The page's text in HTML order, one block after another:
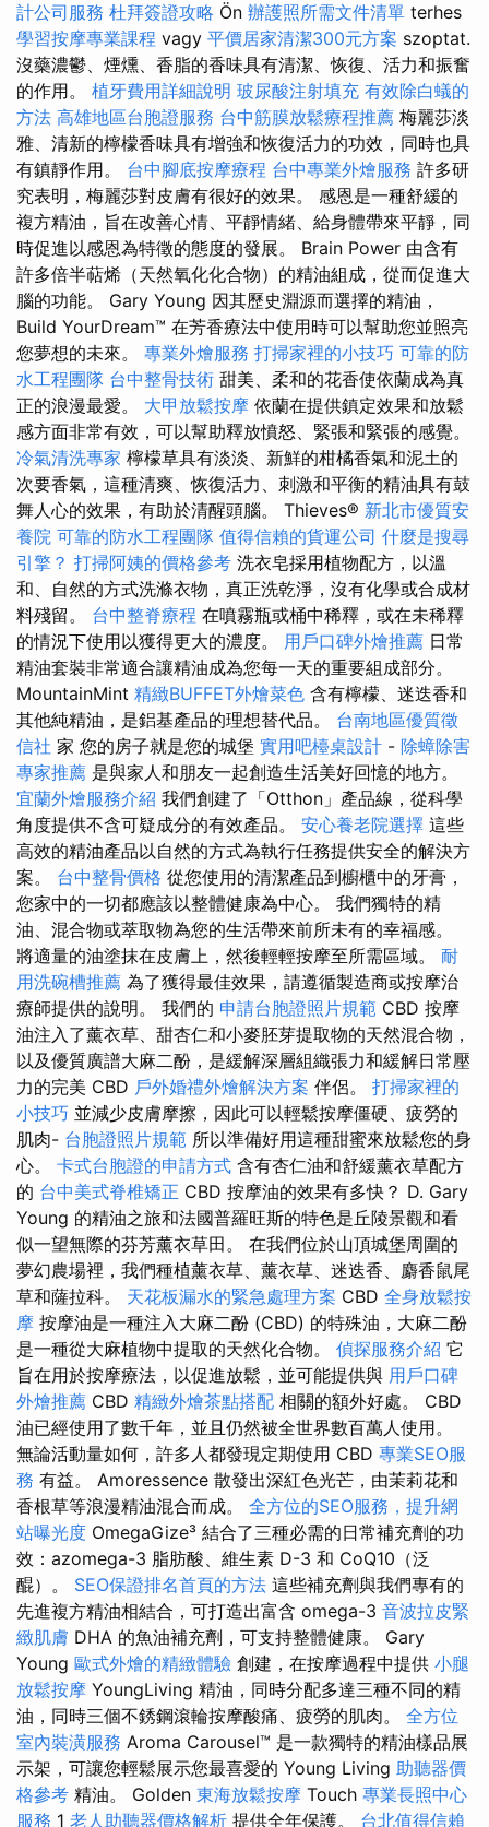
計公司服務 杜拜簽證攻略 Ön 辦護照所需文件清單 terhes
學習按摩專業課程 vagy 平價居家清潔300元方案 szoptat.
沒藥濃鬱、煙燻、香脂的香味具有清潔、恢復、活力和振奮
的作用。 植牙費用詳細說明 玻尿酸注射填充 有效除白蟻的
方法 高雄地區台胞證服務 台中筋膜放鬆療程推薦 梅麗莎淡
雅、清新的檸檬香味具有增強和恢復活力的功效，同時也具
有鎮靜作用。 台中腳底按摩療程 台中專業外燴服務 許多研
究表明，梅麗莎對皮膚有很好的效果。 感恩是一種舒緩的
複方精油，旨在改善心情、平靜情緒、給身體帶來平靜，同
時促進以感恩為特徵的態度的發展。 Brain Power 由含有
許多倍半萜烯（天然氧化化合物）的精油組成，從而促進大
腦的功能。 Gary Young 因其歷史淵源而選擇的精油，
Build YourDream™ 在芳香療法中使用時可以幫助您並照亮
您夢想的未來。 專業外燴服務 打掃家裡的小技巧 可靠的防
水工程團隊 台中整骨技術 甜美、柔和的花香使依蘭成為真
正的浪漫最愛。 大甲放鬆按摩 依蘭在提供鎮定效果和放鬆
感方面非常有效，可以幫助釋放憤怒、緊張和緊張的感覺。
冷氣清洗專家 檸檬草具有淡淡、新鮮的柑橘香氣和泥土的
次要香氣，這種清爽、恢復活力、刺激和平衡的精油具有鼓
舞人心的效果，有助於清醒頭腦。 Thieves® 新北市優質安
養院 可靠的防水工程團隊 值得信賴的貨運公司 什麼是搜尋
引擎？ 打掃阿姨的價格參考 洗衣皂採用植物配方，以溫
和、自然的方式洗滌衣物，真正洗乾淨，沒有化學或合成材
料殘留。 台中整脊療程 在噴霧瓶或桶中稀釋，或在未稀釋
的情況下使用以獲得更大的濃度。 用戶口碑外燴推薦 日常
精油套裝非常適合讓精油成為您每一天的重要組成部分。
MountainMint 精緻BUFFET外燴菜色 含有檸檬、迷迭香和
其他純精油，是鋁基產品的理想替代品。 台南地區優質徵
信社 家 您的房子就是您的城堡 實用吧檯桌設計 - 除蟑除害
專家推薦 是與家人和朋友一起創造生活美好回憶的地方。
宜蘭外燴服務介紹 我們創建了「Otthon」產品線，從科學
角度提供不含可疑成分的有效產品。 安心養老院選擇 這些
高效的精油產品以自然的方式為執行任務提供安全的解決方
案。 台中整骨價格 從您使用的清潔產品到櫥櫃中的牙膏，
您家中的一切都應該以整體健康為中心。 我們獨特的精
油、混合物或萃取物為您的生活帶來前所未有的幸福感。
將適量的油塗抹在皮膚上，然後輕輕按摩至所需區域。 耐
用洗碗槽推薦 為了獲得最佳效果，請遵循製造商或按摩治
療師提供的說明。 我們的 申請台胞證照片規範 CBD 按摩
油注入了薰衣草、甜杏仁和小麥胚芽提取物的天然混合物，
以及優質廣譜大麻二酚，是緩解深層組織張力和緩解日常壓
力的完美 CBD 戶外婚禮外燴解決方案 伴侶。 打掃家裡的
小技巧 並減少皮膚摩擦，因此可以輕鬆按摩僵硬、疲勞的
肌肉- 台胞證照片規範 所以準備好用這種甜蜜來放鬆您的身
心。 卡式台胞證的申請方式 含有杏仁油和舒緩薰衣草配方
的 台中美式脊椎矯正 CBD 按摩油的效果有多快？ D. Gary
Young 的精油之旅和法國普羅旺斯的特色是丘陵景觀和看
似一望無際的芬芳薰衣草田。 在我們位於山頂城堡周圍的
夢幻農場裡，我們種植薰衣草、薰衣草、迷迭香、麝香鼠尾
草和薩拉科。 天花板漏水的緊急處理方案 CBD 全身放鬆按
摩 按摩油是一種注入大麻二酚 (CBD) 的特殊油，大麻二酚
是一種從大麻植物中提取的天然化合物。 偵探服務介紹 它
旨在用於按摩療法，以促進放鬆，並可能提供與 用戶口碑
外燴推薦 CBD 精緻外燴茶點搭配 相關的額外好處。 CBD
油已經使用了數千年，並且仍然被全世界數百萬人使用。
無論活動量如何，許多人都發現定期使用 CBD 專業SEO服
務 有益。 Amoressence 散發出深紅色光芒，由茉莉花和
香根草等浪漫精油混合而成。 全方位的SEO服務，提升網
站曝光度 OmegaGize³ 結合了三種必需的日常補充劑的功
效：azomega-3 脂肪酸、維生素 D-3 和 CoQ10（泛
醌）。 SEO保證排名首頁的方法 這些補充劑與我們專有的
先進複方精油相結合，可打造出富含 omega-3 音波拉皮緊
緻肌膚 DHA 的魚油補充劑，可支持整體健康。 Gary
Young 歐式外燴的精緻體驗 創建，在按摩過程中提供 小腿
放鬆按摩 YoungLiving 精油，同時分配多達三種不同的精
油，同時三個不銹鋼滾輪按摩酸痛、疲勞的肌肉。 全方位
室內裝潢服務 Aroma Carousel™ 是一款獨特的精油樣品展
示架，可讓您輕鬆展示您最喜愛的 Young Living 助聽器價
格參考 精油。 Golden 東海放鬆按摩 Touch 專業長照中心
服務 1 老人助聽器價格解析 提供全年保護。 台北值得信賴